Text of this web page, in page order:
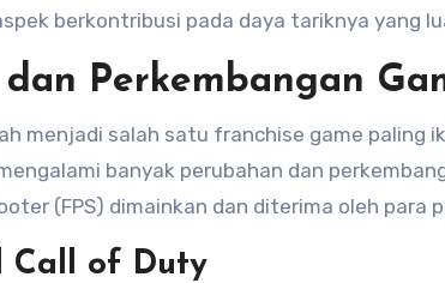
berkontribusi pada daya tariknya yang
Perkembangan
menjadi salah satu franchise game paling
banyak perubahan dan
(FPS) dimainkan dan diterima oleh para
Call of Duty